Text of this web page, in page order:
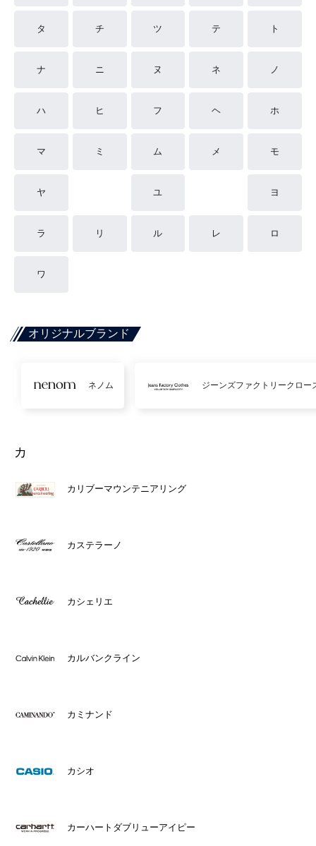
タ チ ツ テ ト
ナ ニ ヌ ネ ノ
ハ ヒ フ ヘ ホ
マ ミ ム メ モ
ヤ ユ ヨ
ラ リ ル レ ロ
ワ
オリジナルブランド
ネノム ジーンズファクトリークロー
カ
カリブーマウンテニアリング
カステラーノ
カシェリエ
カルバンクライン
カミナンド
カシオ
カーハートダブリューアイピー